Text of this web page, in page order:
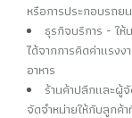
หรือการประกอบรถย
ธุรกิจบริการ - ให้
ได้จากการคิดค่าแรงง
อาหาร
ร้านค้าปลีกและผู้
จัดจำหน่ายให้กับลูกค้า